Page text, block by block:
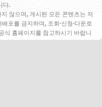
다.
않으며, 게시된 모든 콘텐츠는 저
포를 금지하며, 조회·신청·다운로
식 홈페이지를 참고하시기 바랍니